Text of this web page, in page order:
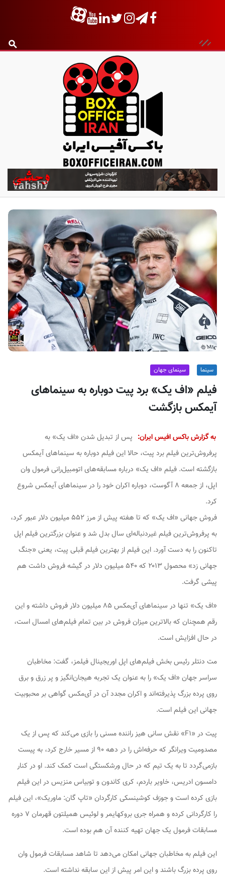
ب
ا
ک
س
آ
ف
ی
س
ا
ی
ر
ن
سینما سینمای جهان
فیلم «اف یک» برد پیت دوباره به سینماهای
آیمکس بازگشت
به گزارش باکس افیس ایران: پس از تبدیل شدن «اف یک» به
پرفروش‌ترین فیلم برد پیت، حالا این فیلم دوباره به سینماهای آیمکس
بازگشته است. فیلم «اف یک» درباره مسابقه‌های اتومبیل‌رانی فرمول وان
اپل، از جمعه ۸ آگوست، دوباره اکران خود را در سینماهای آیمکس شروع
کرد.
فروش جهانی «اف یک» که تا هفته پیش از مرز ۵۵۲ میلیون دلار عبور کرد،
به پرفروش‌ترین فیلم غیردنباله‌ای سال بدل شد و عنوان بزرگترین فیلم اپل
تاکنون را به دست آورد. این فیلم از بهترین فیلم قبلی پیت، یعنی «جنگ
جهانی زد» محصول ۲۰۱۳ که ۵۴۰ میلیون دلار در گیشه فروش داشت هم
پیشی گرفت.
«اف یک» تنها در سینماهای آی‌مکس ۸۵ میلیون دلار فروش داشته و این
رقم همچنان که بالاترین میزان فروش در بین تمام فیلم‌های امسال است،
در حال افزایش است.
مت دنتلر رئیس بخش فیلم‌های اپل اوریجینال فیلمز، گفت: مخاطبان
سراسر جهان «اف یک» را به عنوان یک تجربه هیجان‌انگیز و پر زرق و برق
روی پرده بزرگ پذیرفته‌اند و اکران مجدد آن در آی‌مکس گواهی بر محبوبیت
جهانی این فیلم است.
پیت در «F۱» نقش سانی هیز راننده مسنی را بازی می‌کند که پس از یک
مصدومیت ویرانگر که حرفه‌اش را در دهه ۹۰ از مسیر خارج کرد، به پیست
بازمی‌گردد تا به یک تیم که در حال ورشکستگی است کمک کند. او در کنار
دامسون ادریس، خاویر باردم، کری کاندون و توبیاس منزیس در این فیلم
بازی کرده است و جوزف کوشینسکی کارگردان «تاپ گان: ماوریک»، این فیلم
را کارگردانی کرده و همراه جری بروکهایمر و لوئیس همیلتون قهرمان ۷ دوره
مسابقات فرمول یک جهان تهیه کننده آن هم بوده است.
این فیلم به مخاطبان جهانی امکان می‌دهد تا شاهد مسابقات فرمول وان
روی پرده بزرگ باشند و این امر پیش از این سابقه نداشته است.